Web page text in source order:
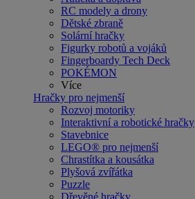
RC modely a drony
Dětské zbraně
Solární hračky
Figurky robotů a vojáků
Fingerboardy Tech Deck
POKÉMON
Více
Hračky pro nejmenší
Rozvoj motoriky
Interaktivní a robotické hračky
Stavebnice
LEGO® pro nejmenší
Chrastítka a kousátka
Plyšová zvířátka
Puzzle
Dřevěné hračky